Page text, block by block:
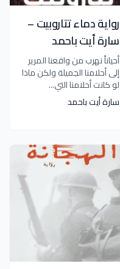
رواية دماء تتاروبيت –
سارة أيت باحمد
أحياناً نهرب من واقعنا المرير
إلى أحلامنا الجميلة ولكن ماذا
لو كانت أحلامنا التي...
سارة أيت باحمد